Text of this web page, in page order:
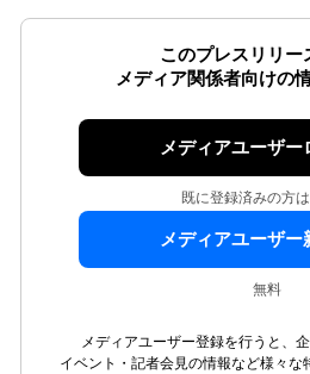
このプレスリリー
メディア関係者向けの
メディアユーザー
既に登録済みの方
メディアユーザー
無料
メディアユーザー登録を行うと、
イベント・記者会見の情報など様々な